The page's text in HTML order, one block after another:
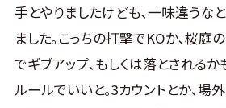
手とやりましたけども､一味違うな
ました｡こっちの打撃でKOか､桜庭
でギブアップ､もしくは落とされる
ルールでいいと｡3カウントとか､場